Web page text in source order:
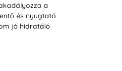
a
és nyugtató
jó hidratáló